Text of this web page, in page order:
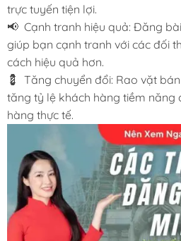
trực tuyến tiện lợi.
📢 Cạnh tranh hiệu quả: Đăng
giúp bạn cạnh tranh với các đối
cách hiệu quả hơn.
💈 Tăng chuyển đổi: Rao vặt
tăng tỷ lệ khách hàng tiềm năng
hàng thực tế.